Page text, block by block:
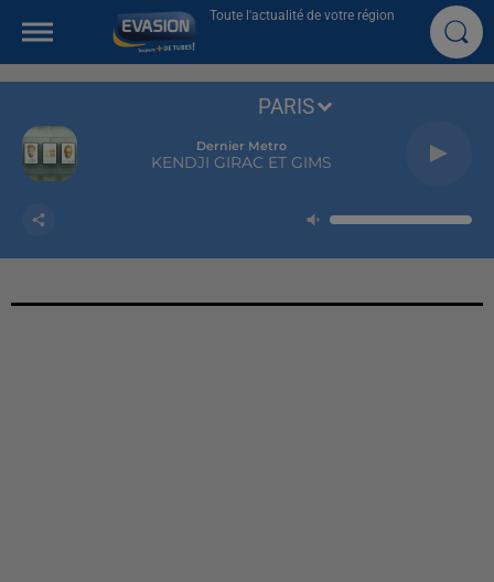
Toute l'actualité de votre région
Dernier Metro
KENDJI GIRAC ET GIMS
PARIS